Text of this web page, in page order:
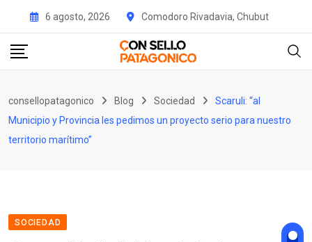
content
6 agosto, 2026 Comodoro Rivadavia, Chubut
consellopatagonico Blog Sociedad
Scaruli: “al
Municipio y Provincia les pedimos un proyecto serio para nuestro
territorio marítimo”
SOCIEDAD